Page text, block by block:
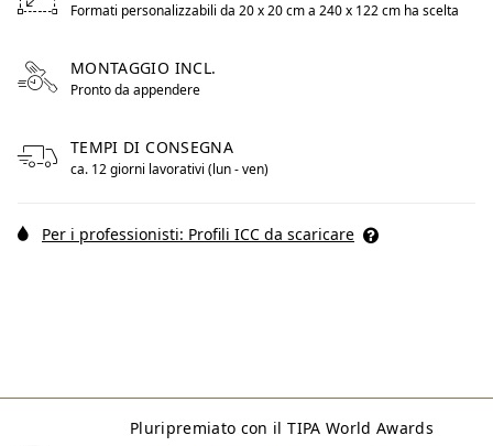
Formati personalizzabili da 20 x 20 cm a 240 x 122 cm ha scelta
MONTAGGIO INCL.
Pronto da appendere
TEMPI DI CONSEGNA
ca. 12 giorni lavorativi (lun - ven)
Per i professionisti: Profili ICC da scaricare
Pluripremiato con il TIPA World Awards